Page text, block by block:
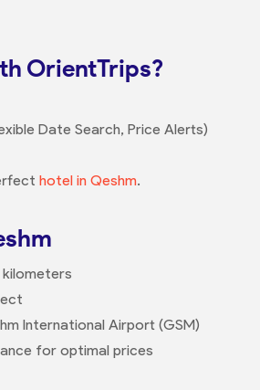
OrientTrips?
Date Search, Price Alerts)
hotel in Qeshm.
International Airport (GSM)
for optimal prices